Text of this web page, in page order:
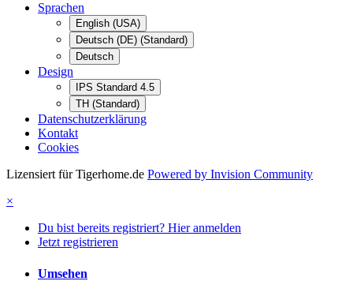
Sprachen
English (USA)
Deutsch (DE) (Standard)
Deutsch
Design
IPS Standard 4.5
TH (Standard)
Datenschutzerklärung
Kontakt
Cookies
Lizensiert für Tigerhome.de Powered by Invision Community
×
Du bist bereits registriert? Hier anmelden
Jetzt registrieren
Umsehen